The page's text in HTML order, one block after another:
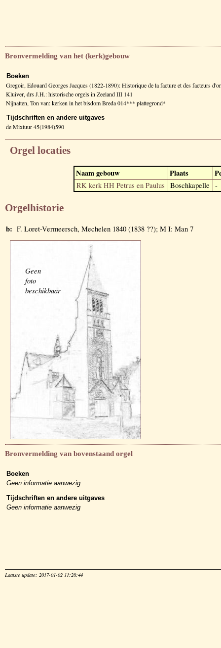
Bronvermelding van het (kerk)gebouw
Boeken
Gregoir, Edouard Georges Jacques (1822-1890): Historique de la facture et des facteurs
Kluiver, drs J.H.: historische orgels in Zeeland III 141
Nijnatten, Ton van: kerken in het bisdom Breda 014*** plattegrond*
Tijdschriften en andere uitgaves
de Mixtuur 45(1984)590
Orgel locaties
Naam gebouw Plaats
RK kerk HH Petrus en Paulus Boschkapelle -
Orgelhistorie
b: F. Loret-Vermeersch, Mechelen 1840 (1838 ??); M I: Man 7
Geen
foto
beschikbaar
Bronvermelding van bovenstaand orgel
Boeken
Geen informatie aanwezig
Tijdschriften en andere uitgaves
Geen informatie aanwezig
Laatste update: 2017-01-02 11:28:44